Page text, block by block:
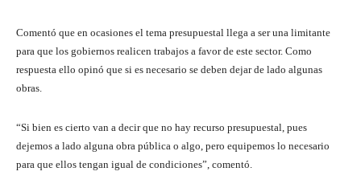
Comentó que en ocasiones el tema presupuestal llega a ser una limitante
para que los gobiernos realicen trabajos a favor de este sector. Como
respuesta ello opinó que si es necesario se deben dejar de lado algunas
obras.
“Si bien es cierto van a decir que no hay recurso presupuestal, pues
dejemos a lado alguna obra pública o algo, pero equipemos lo necesario
para que ellos tengan igual de condiciones”, comentó.